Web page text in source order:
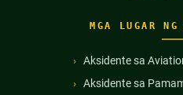
MGA LUGAR NG
Aksidente sa
Aksidente sa